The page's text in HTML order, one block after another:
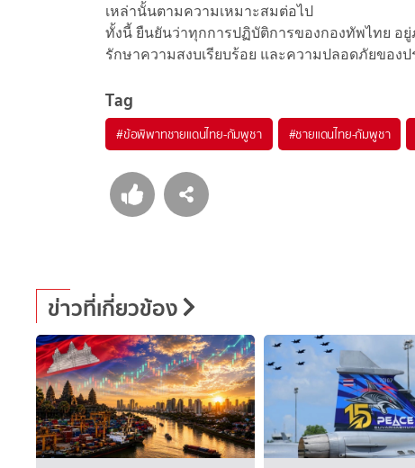
เหล่านั้นตามความเหมาะสมต่อไป
ทั้งนี้ ยืนยันว่าทุกการปฏิบัติการของกองทัพไทย อ
รักษาความสงบเรียบร้อย และความปลอดภัยของ
Tag
#ข้อพิพาทชายแดนไทย-กัมพูชา #ชายแดนไทย-กัมพูชา
ข่าวที่เกี่ยวข้อง